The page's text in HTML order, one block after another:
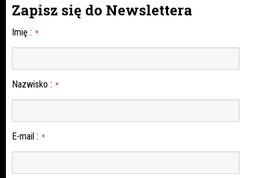
Zapisz się do Newslettera
Imię : *
Nazwisko : *
E-mail : *